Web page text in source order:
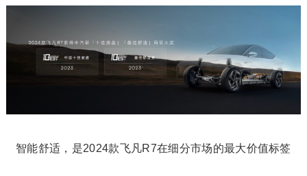
智能舒适，是2024款飞凡R7在细分市场的最大价值标签